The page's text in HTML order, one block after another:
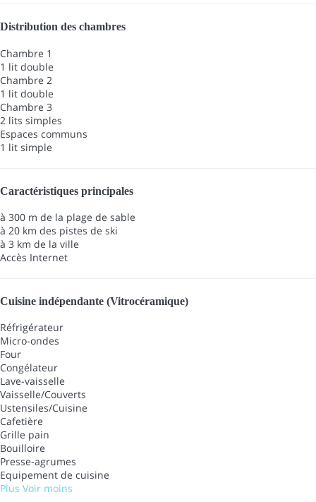
Distribution des chambres
Chambre 1
1 lit double
Chambre 2
1 lit double
Chambre 3
2 lits simples
Espaces communs
1 lit simple
Caractéristiques principales
à 300 m de la plage de sable
à 20 km des pistes de ski
à 3 km de la ville
Accès Internet
Cuisine indépendante (Vitrocéramique)
Réfrigérateur
Micro-ondes
Four
Congélateur
Lave-vaisselle
Vaisselle/Couverts
Ustensiles/Cuisine
Cafetière
Grille pain
Bouilloire
Presse-agrumes
Equipement de cuisine
Plus Voir moins